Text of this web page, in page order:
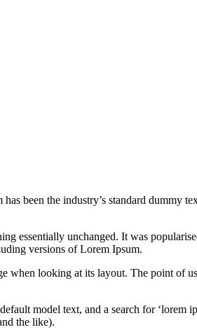
been the industry’s standard dummy
essentially unchanged. It was
versions of Lorem Ipsum.
when looking at its layout. The point of
model text, and a search for
the like).